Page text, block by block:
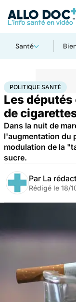
Santé
AccueilSantéSociété
POLITIQUE SANTÉ
Les
de
Dans la nuit de
l'augmentation du
modulation de la
sucre.
Par La
Rédigé le 18/